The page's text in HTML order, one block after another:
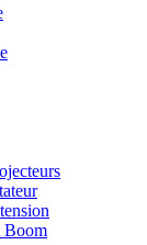
Boom